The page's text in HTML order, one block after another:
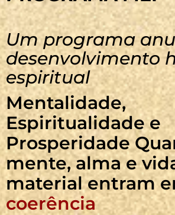
Um programa
desenvolvimento
espiritual
Mentalidade,
Espiritualidade e
Prosperidade
mente, alma e
material entram
coerência